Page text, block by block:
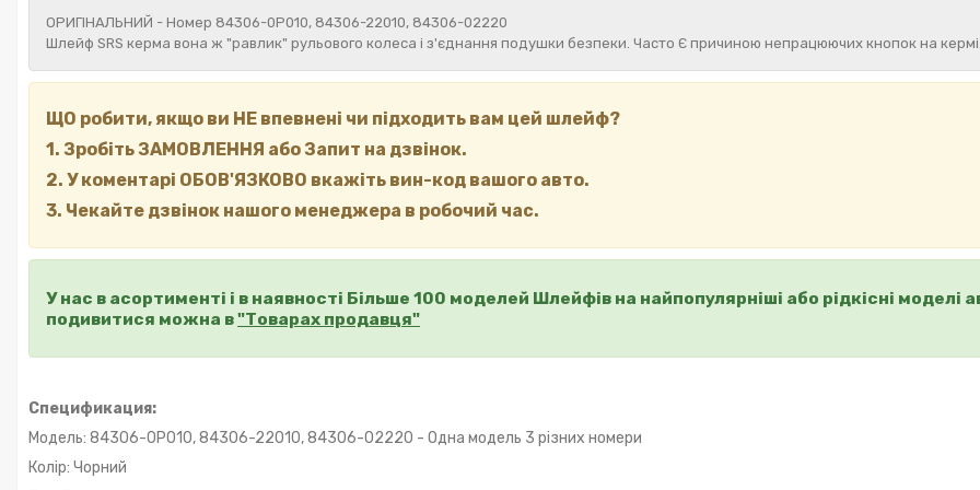
ОРИГІНАЛЬНИЙ - Номер 84306-0P010, 84306-22010, 84306-02220
Шлейф SRS керма вона ж "равлик" рульового колеса і з'єднання подушки безпеки. Часто Є причиною непрацюючих кнопок на кермі.
ЩО робити, якщо ви НЕ впевнені чи підходить вам цей шлейф?
1. Зробіть ЗАМОВЛЕННЯ або Запит на дзвінок.
2. У коментарі ОБОВ'ЯЗКОВО вкажіть вин-код вашого авто.
3. Чекайте дзвінок нашого менеджера в робочий час.
У нас в асортименті і в наявності Більше 100 моделей Шлейфів на найпопулярніші або рідкісні моделі
подивитися можна в"Товарах продавця"
Спецификация:
Модель: 84306-0P010, 84306-22010, 84306-02220 - Одна модель 3 різних номери
Колір: Чорний